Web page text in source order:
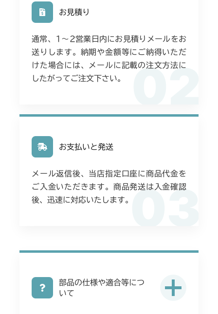
本体 FIG21 ステアリングASSY
CMX2206HC
本体 FIG18 ステアリングASSY
CMX2402HC
本体 FIG20 動力伝達(刈刃)
CMX2404HC/V/S
本体 FIG31 ステアリングAssy
本体 FIG18 動力伝達(刈刃)
CMX2504
CMX2506RC
本体 FIG17 動力伝達(刈刃)
CMX2508YC/YCS
02
お見積り
通常、1〜2営業日内にお見積りメールをお
送りします。納期や金額等にご納得いただ
けた場合には、メールに記載の注文方法に
したがってご注文下さい。
03
お支払いと発送
メール返信後、当店指定口座に商品代金を
ご入金いただきます。商品発送は入金確認
後、迅速に対応いたします。
部品の仕様や適合等につ
いて